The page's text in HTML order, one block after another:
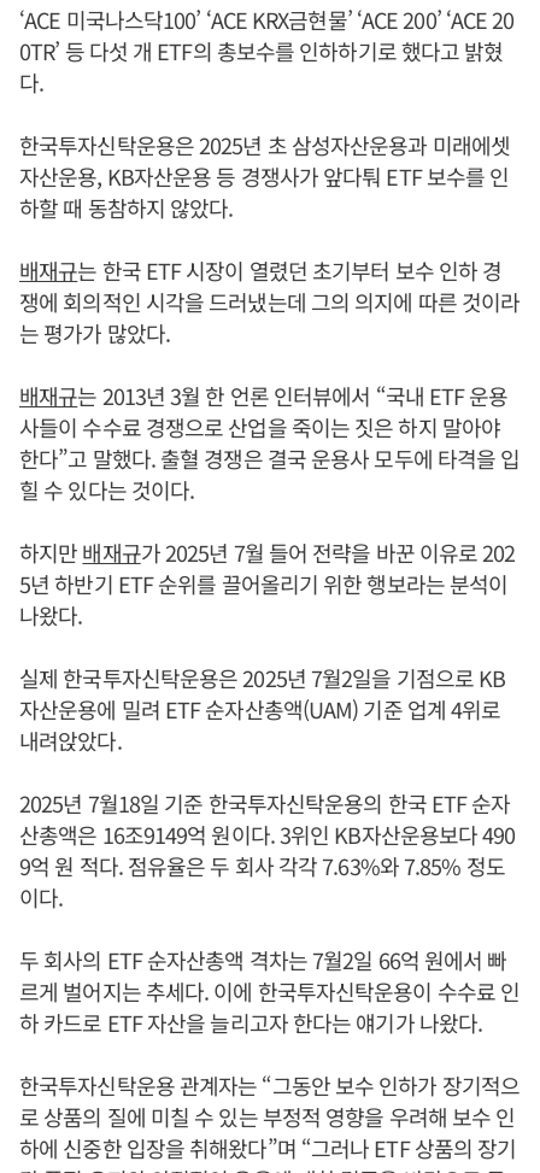
‘ACE 미국나스닥100’ ‘ACE KRX금현물’ ‘ACE 200’ ‘ACE 20
0TR’ 등 다섯 개 ETF의 총보수를 인하하기로 했다고 밝혔
다.
한국투자신탁운용은 2025년 초 삼성자산운용과 미래에셋
자산운용, KB자산운용 등 경쟁사가 앞다퉈 ETF 보수를 인
하할 때 동참하지 않았다.
배재규는 한국 ETF 시장이 열렸던 초기부터 보수 인하 경
쟁에 회의적인 시각을 드러냈는데 그의 의지에 따른 것이라
는 평가가 많았다.
배재규는 2013년 3월 한 언론 인터뷰에서 “국내 ETF 운용
사들이 수수료 경쟁으로 산업을 죽이는 짓은 하지 말아야
한다”고 말했다. 출혈 경쟁은 결국 운용사 모두에 타격을 입
힐 수 있다는 것이다.
하지만배재규가 2025년 7월 들어 전략을 바꾼 이유로 202
5년 하반기 ETF 순위를 끌어올리기 위한 행보라는 분석이
나왔다.
실제 한국투자신탁운용은 2025년 7월2일을 기점으로 KB
자산운용에 밀려 ETF 순자산총액(UAM) 기준 업계 4위로
내려앉았다.
2025년 7월18일 기준 한국투자신탁운용의 한국 ETF 순자
산총액은 16조9149억 원이다. 3위인 KB자산운용보다 490
9억 원 적다. 점유율은 두 회사 각각 7.63%와 7.85% 정도
이다.
두 회사의 ETF 순자산총액 격차는 7월2일 66억 원에서 빠
르게 벌어지는 추세다. 이에 한국투자신탁운용이 수수료 인
하 카드로 ETF 자산을 늘리고자 한다는 얘기가 나왔다.
한국투자신탁운용 관계자는 “그동안 보수 인하가 장기적으
로 상품의 질에 미칠 수 있는 부정적 영향을 우려해 보수 인
하에 신중한 입장을 취해왔다”며 “그러나 ETF 상품의 장기